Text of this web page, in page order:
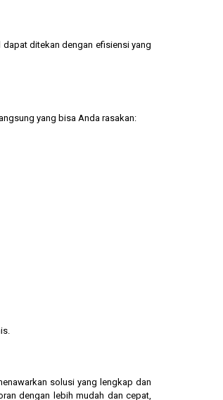
ditekan dengan efisiensi yang
yang bisa Anda rasakan:
solusi yang lengkap dan
dengan lebih mudah dan cepat,